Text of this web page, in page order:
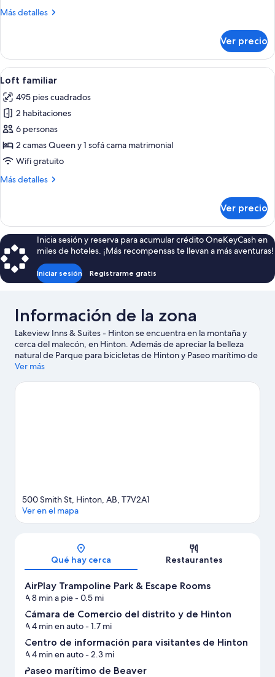
Más detalles
Más
superior
Ver precio
Abrir
todas
las
fotos
de
Loft
familiar
Habitación de hotel con kitchenette,
9
Loft familiar
495 pies cuadrados
2 habitaciones
6 personas
2 camas Queen y 1 sofá cama matrimonial
Wifi gratuito
Más detalles
Más
familiar
Ver precio
Inicia sesión y reserva para acumular crédito OneKeyCash en
miles de hoteles. ¡Más recompensas te llevan a más aventuras!
Iniciar sesión Registrarme gratis
Información de la zona
Lakeview Inns & Suites - Hinton se encuentra en la montaña y
cerca del malecón, en Hinton. Además de apreciar la belleza
natural de Parque para bicicletas de Hinton y Paseo marítimo de
Beaver, Las personas que deseen hacer una actividad pueden ir
Recreativo Dr. Duncan Murray, y haz algo de tiempo para
Ver más
Sección del mapa
500 Smith St, Hinton, AB, T7V2A1
Ver en el mapa
Qué hay cerca Restaurantes
AirPlay Trampoline Park & Escape Rooms
A 8 min a pie- 0.5 mi
Cámara de Comercio del distrito y de Hinton
A 4 min en auto- 1.7 mi
Centro de información para visitantes de Hinton
A 4 min en auto- 2.3 mi
Paseo marítimo de Beaver